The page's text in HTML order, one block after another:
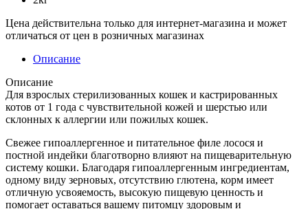
Цена действительна только для интернет-магазина и может
отличаться от цен в розничных магазинах
Описание
Описание
Для взрослых стерилизованных кошек и кастрированных
котов от 1 года с чувствительной кожей и шерстью или
склонных к аллергии или пожилых кошек.
Свежее гипоаллергенное и питательное филе лосося и
постной индейки благотворно влияют на пищеварительную
систему кошки. Благодаря гипоаллергенным ингредиентам,
одному виду зерновых, отсутствию глютена, корм имеет
отличную усвояемость, высокую пищевую ценность и
помогает оставаться вашему питомцу здоровым и